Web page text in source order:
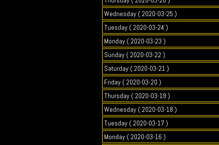
Wednesday ( 2020-03-25 )
Tuesday ( 2020-03-24 )
Monday ( 2020-03-23 )
Sunday ( 2020-03-22 )
Saturday ( 2020-03-21 )
Friday ( 2020-03-20 )
Thursday ( 2020-03-19 )
Wednesday ( 2020-03-18 )
Tuesday ( 2020-03-17 )
Monday ( 2020-03-16 )